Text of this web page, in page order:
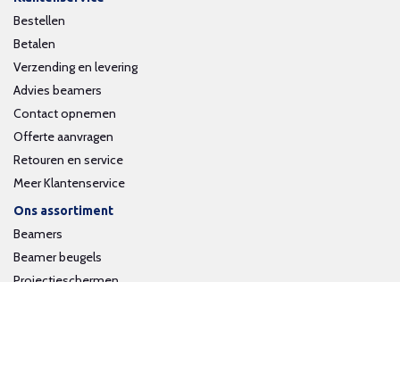
Bestellen
Betalen
Verzending en levering
Advies beamers
Contact opnemen
Offerte aanvragen
Retouren en service
Meer Klantenservice
Ons assortiment
Beamers
Beamer beugels
Projectieschermen